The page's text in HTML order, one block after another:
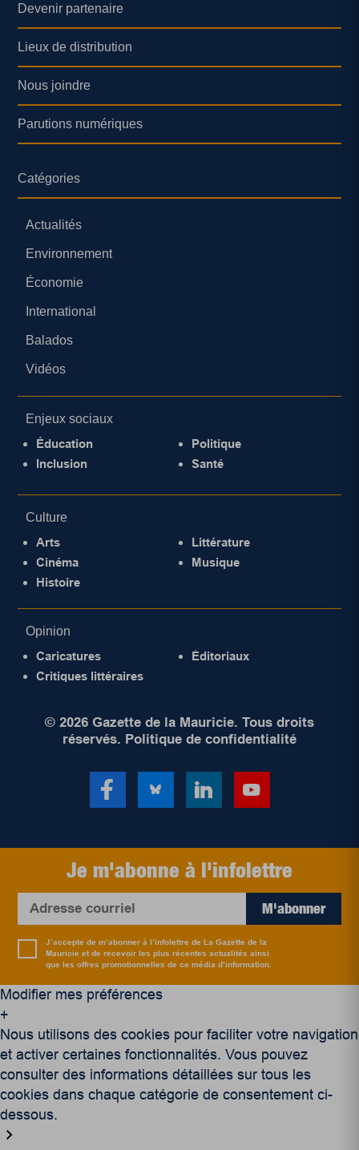
Devenir partenaire
Lieux de distribution
Nous joindre
Parutions numériques
Catégories
Actualités
Environnement
Économie
International
Balados
Vidéos
Enjeux sociaux
Éducation
Inclusion
Politique
Santé
Culture
Arts
Cinéma
Histoire
Littérature
Musique
Opinion
Caricatures
Critiques littéraires
Éditoriaux
© 2026 Gazette de la Mauricie. Tous droits
réservés. Politique de confidentialité
Je m'abonne à l'infolettre
M'abonner
J’accepte de m’abonner à l’infolettre de La Gazette de la
Mauricie et de recevoir les plus récentes actualités ainsi
que les offres promotionnelles de ce média d’information.
Modifier mes préférences
+
Nous utilisons des cookies pour faciliter votre navigation
et activer certaines fonctionnalités. Vous pouvez
consulter des informations détaillées sur tous les
cookies dans chaque catégorie de consentement ci-
dessous.